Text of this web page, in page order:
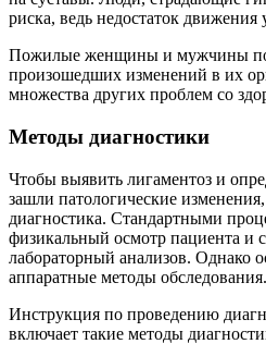
риска, ведь недостаток движения
Пожилые женщины и мужчины
произошедших изменений в их
множества других проблем со
Методы диагностики
Чтобы выявить лигаментоз и
зашли патологические
диагностика. Стандартными
физикальный осмотр пациента и
лабораторный анализов. Однако
аппаратные методы обследования.
Инструкция по проведению
включает такие методы